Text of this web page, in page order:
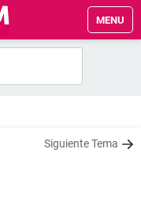
MENU
Siguiente Tema